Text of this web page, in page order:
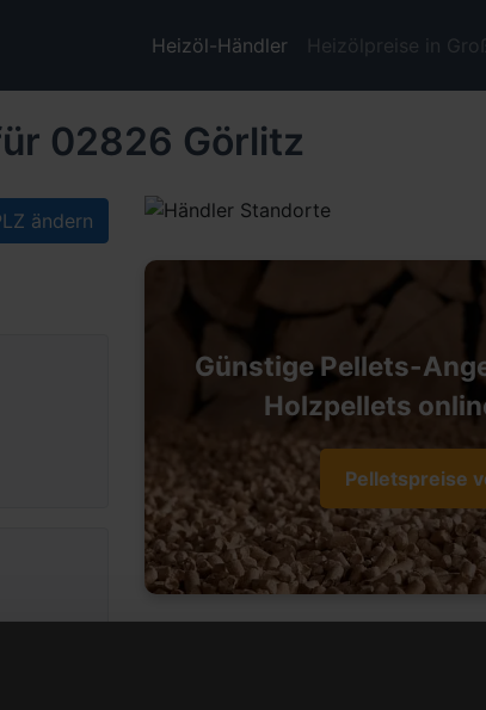
Heizöl-Händler Heizölpreise in
02826 Görlitz
ändern
Günstige Pellets-
Holzpellets
Pelletspreise